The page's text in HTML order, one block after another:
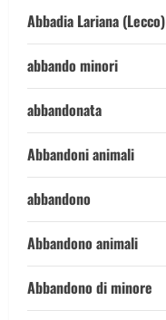
Abbadia Lariana (Lecco)
abbando minori
abbandonata
Abbandoni animali
abbandono
Abbandono animali
Abbandono di minore